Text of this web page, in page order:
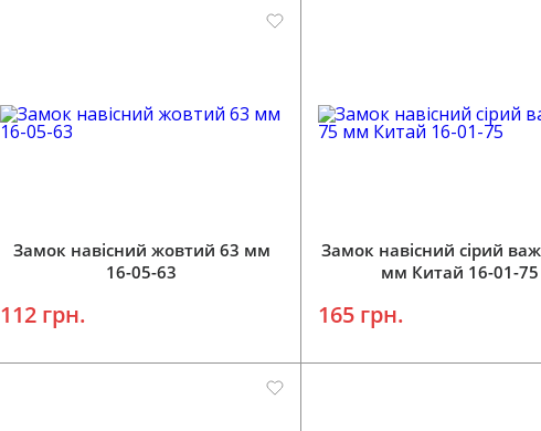
Додати у кошик
Замок навісний жовтий 63 мм
16-05-63
112 грн.
Замок навісний сірий
мм Китай 16-01-75
165 грн.